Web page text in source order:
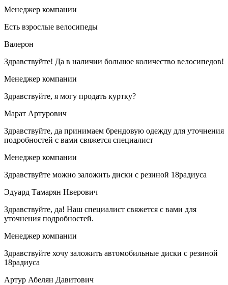
Менеджер компании
Есть взрослые велосипеды
Валерон
Здравствуйте! Да в наличии большое количество велосипедов!
Менеджер компании
Здравствуйте, я могу продать куртку?
Марат Артурович
Здравствуйте, да принимаем брендовую одежду для уточнения
подробностей с вами свяжется специалист
Менеджер компании
Здравствуйте можно заложить диски с резиной 18радиуса
Эдуард Тамарян Нверович
Здравствуйте, да! Наш специалист свяжется с вами для
уточнения подробностей.
Менеджер компании
Здравствуйте хочу заложить автомобильные диски с резиной
18радиуса
Артур Абелян Давитович